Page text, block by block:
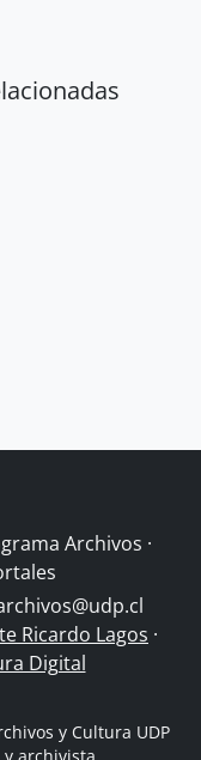
Archivos ·
Ricardo Lagos ·
Digital
y Cultura UDP